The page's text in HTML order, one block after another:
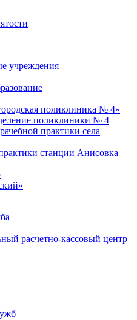
учреждения
поликлиника № 4»
поликлиники № 4
практики села
станции Анисовка